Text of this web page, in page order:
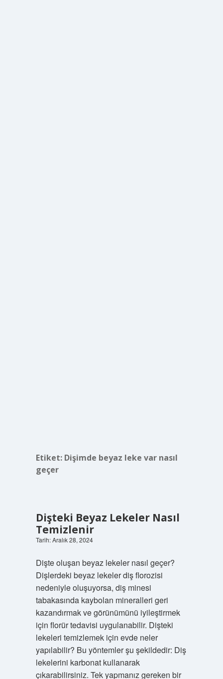
Etiket: Dişimde beyaz leke var nasıl
geçer
Dişteki Beyaz Lekeler Nasıl
Temizlenir
Tarih: Aralık 28, 2024
Dişte oluşan beyaz lekeler nasıl geçer?
Dişlerdeki beyaz lekeler diş florozisi
nedeniyle oluşuyorsa, diş minesi
tabakasında kaybolan mineralleri geri
kazandırmak ve görünümünü iyileştirmek
için florür tedavisi uygulanabilir. Dişteki
lekeleri temizlemek için evde neler
yapılabilir? Bu yöntemler şu şekildedir: Diş
lekelerini karbonat kullanarak
çıkarabilirsiniz. Tek yapmanız gereken bir